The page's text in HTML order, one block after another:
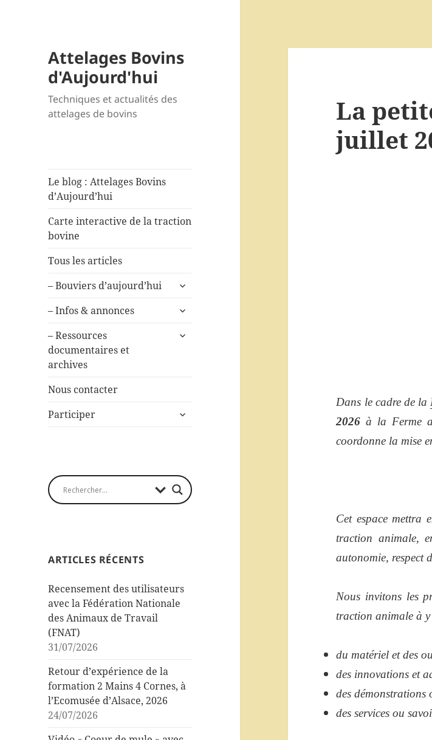
Attelages Bovins
d'Aujourd'hui
Techniques et actualités des
attelages de bovins
Le blog : Attelages Bovins
d’Aujourd’hui
Carte interactive de la traction
bovine
Tous les articles
– Bouviers d’aujourd’hui
ouvrir
sous-
– Infos & annonces
ouvrir
sous-
– Ressources
documentaires et
archives
ouvrir
Nous contacter
Participer
ouvrir
ARTICLES RÉCENTS
Recensement des utilisateurs
avec la Fédération Nationale
des Animaux de Travail
(FNAT)
31/07/2026
Retour d’expérience de la
formation 2 Mains 4 Cornes, à
l’Ecomusée d’Alsace, 2026
24/07/2026
La
juillet
Dans le cadre de la
2026 à la Ferme
coordonne la mise
Cet espace mettra
traction animale,
autonomie, respect
Nous invitons les
traction animale à
du matériel et des
des innovations et
des démonstrations
des services ou